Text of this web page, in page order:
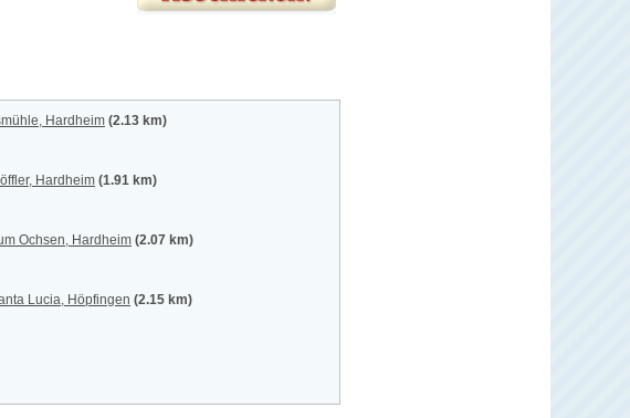
Hardheim (2.13 km)
Hardheim (1.91 km)
Ochsen, Hardheim (2.07 km)
Lucia, Höpfingen (2.15 km)